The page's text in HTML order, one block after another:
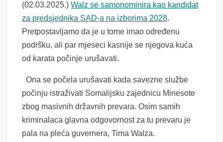
(02.03.2025.)Walz se samonominira kao kandidat
za predsjednika SAD-a na izborima 2028.
Pretpostavljamo da je u tome imao određenu
podršku, ali par mjeseci kasnije se njegova kuća
od karata počinje urušavati.
Ona se počela urušavati kada savezne službe
počinju istraživati Somalijsku zajednicu Minesote
zbog masivnih državnih prevara. Osim samih
kriminalaca glavna odgovornost za tu prevaru je
pala na pleća guvernera, Tima Walza.